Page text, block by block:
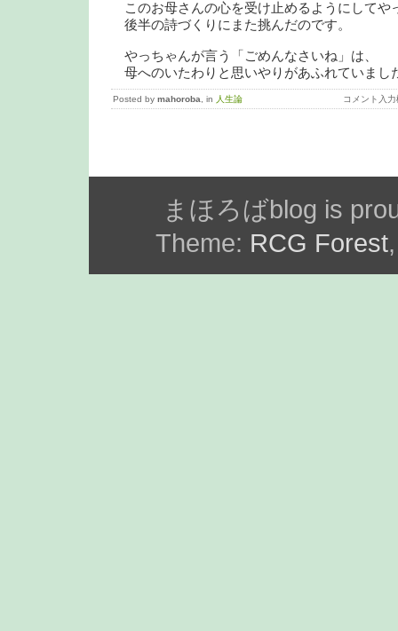
このお母さんの心を受け止めるようにしてや
後半の詩づくりにまた挑んだのです。
やっちゃんが言う「ごめんなさいね」は、
母へのいたわりと思いやりがあふれていまし
Posted by mahoroba, in 人生論 コメント入力
まほろばblog is
Theme: RCG Forest